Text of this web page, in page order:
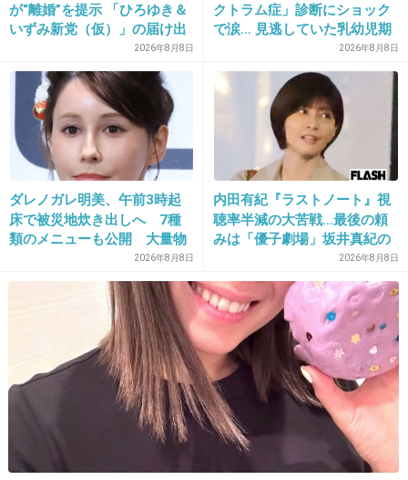
下品すぎて大キライ
出典：livedoor.blogimg.jp
20. 匿名2013/04/29(月) 19:21:59
HKTと支配人の兼任タイヘンだね。頑張って＾＾
+8 -17
2013/04/29(月) 19:22:46
AKBって常識ないよね
が“離婚”を提示 「ひろゆき＆
いずみ新党（仮）」の届け出
を知らされず激怒「信頼関係
が保てない状態で夫婦を続け
るのは無理」
2026年8月8日
クトラム症」診断にショック
で涙… 見逃していた乳幼児期
2026年8月8日
ダレノガレ明美、午前3時起
床で被災地炊き出しへ 7種
類のメニューも公開 大量物
2026年8月8日
内田有紀『ラストノート』視
聴率半減の大苦戦…最後の頼
みは「優子劇場」坂井真紀の
“猟奇的演技” が救いの神にな
るか
2026年8月8日